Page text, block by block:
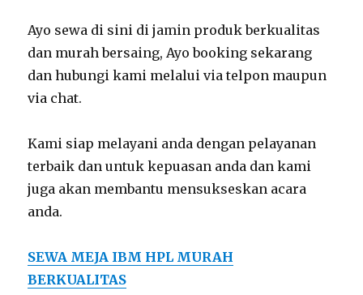
Ayo sewa di sini di jamin produk berkualitas
dan murah bersaing, Ayo booking sekarang
dan hubungi kami melalui via telpon maupun
via chat.
Kami siap melayani anda dengan pelayanan
terbaik dan untuk kepuasan anda dan kami
juga akan membantu mensukseskan acara
anda.
SEWA MEJA IBM HPL MURAH
BERKUALITAS